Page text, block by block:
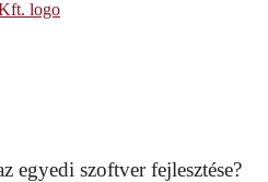
egyedi szoftver fejlesztése?